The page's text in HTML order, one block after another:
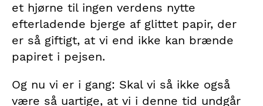
et hjørne til ingen verdens nytte
efterladende bjerge af glittet papir, der
er så giftigt, at vi end ikke kan brænde
papiret i pejsen.
Og nu vi er i gang: Skal vi så ikke også
være så uartige, at vi i denne tid undgår